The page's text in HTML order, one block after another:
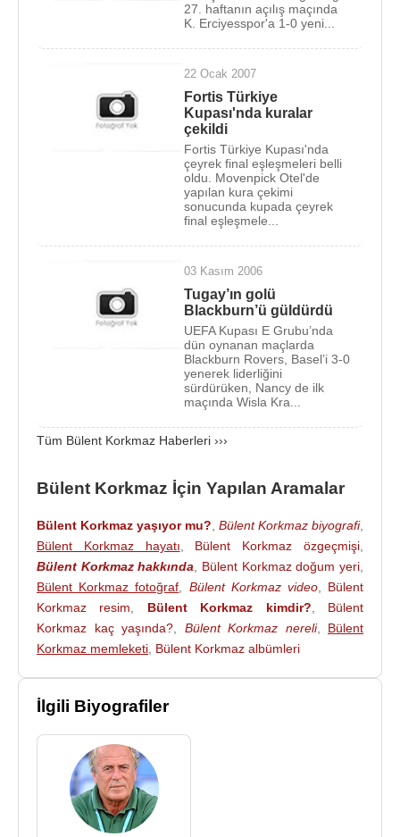
tarafından, 14-16 yaş "Gençler Takımı"na
hayatında basamakları takılmadan
çıkmasının en büyük sebebi, sahip olduğu hırs ve
Gençler takımında oynadığı dönemde 2.
şampiyonluğunu yaşadı: "
". Gençler takımının ardından girdiği
U21 Türkiye şampiyonluğu
kazandı. O dönemi şöyle anlatıyor:
olduk. O sırada genç takım ve u21
(PAF takım) ile, amatör ligde,
3.ligde devamlı maç yapıyordum.
Haftanın üç günü değişik
kategorilerde Galatasaray forması
altında oynuyordum.
ardından,Bülent Korkmaz,İhsan ,Hüseyinve
Derwall ve Mustafa Denizli
döneminde
A takım ile idmanlara çıkmaya ve forma giymeye
başladı. Lig maçlarının yanı sıra bir çok
Avrupa
Kupasımaçlarında da forma giyme şansı
buluyordu. Sahip olduğu hırs, Bülent Korkmaz'ın
Galatasaray'daki yerini her geçen gün
27. haftanın açılış maçında
K. Erciyesspor'a 1-0 yeni...
22 Ocak 2007
Fortis Türkiye
Kupası'nda kuralar
çekildi
Fortis Türkiye Kupası'nda
çeyrek final eşleşmeleri belli
oldu. Movenpick Otel'de
yapılan kura çekimi
sonucunda kupada çeyrek
final eşleşmele...
03 Kasım 2006
Tugay’ın golü
Blackburn’ü güldürdü
UEFA Kupası E Grubu’nda
dün oynanan maçlarda
Blackburn Rovers, Basel’i 3-0
yenerek liderliğini
sürdürüken, Nancy de ilk
maçında Wisla Kra...
Tüm Bülent Korkmaz Haberleri ›››
Bülent Korkmaz İçin Yapılan Aramalar
Bülent Korkmaz yaşıyor mu? Bülent Korkmaz biyografi,
Bülent Korkmaz hayatı
Bülent Korkmaz özgeçmişi
Bülent Korkmaz hakkında
Bülent Korkmaz doğum yeri
Bülent Korkmaz fotoğraf
Bülent Korkmaz video, Bülent
Korkmaz resim
Bülent Korkmaz kimdir?
Bülent
Korkmaz kaç yaşında?
Bülent Korkmaz nereli, Bülent
Korkmaz memleketi Bülent Korkmaz albümleri
İlgili Biyografiler